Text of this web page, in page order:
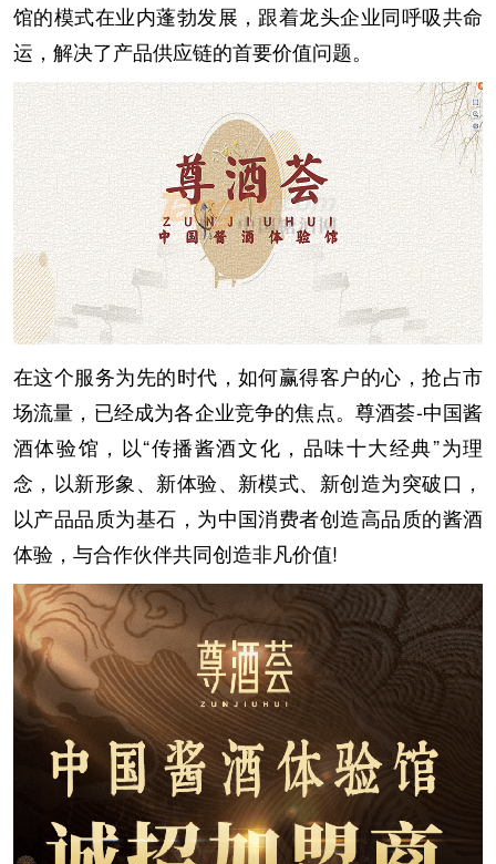
馆的模式在业内蓬勃发展，跟着龙头企业同呼吸共命
运，解决了产品供应链的首要价值问题。
在这个服务为先的时代，如何赢得客户的心，抢占市
场流量，已经成为各企业竞争的焦点。尊酒荟-中国酱
酒体验馆，以“传播酱酒文化，品味十大经典”为理
念，以新形象、新体验、新模式、新创造为突破口，
以产品品质为基石，为中国消费者创造高品质的酱酒
体验，与合作伙伴共同创造非凡价值!